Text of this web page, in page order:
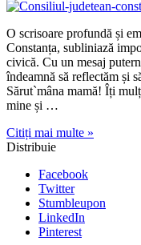
O scrisoare profundă și
Constanța, subliniază
civică. Cu un mesaj
îndeamnă să reflectăm și
Sărut`mâna mamă! Îți
mine și …
Citiți mai multe »
Distribuie
Facebook
Twitter
Stumbleupon
LinkedIn
Pinterest